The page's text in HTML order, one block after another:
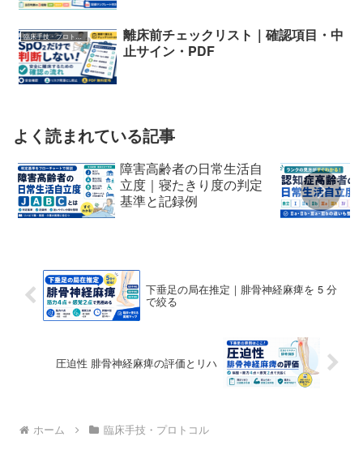
臨床手技・プロトコル
離床前チェックリスト｜確認項目・中
止サイン・PDF
よく読まれている記事
障害高齢者の日常生活自
立度｜寝たきり度の判定
基準と記録例
下垂足の局在推定｜腓骨神経麻痺を 5 分
で絞る
圧迫性 腓骨神経麻痺の評価とリハ
ホーム 臨床手技・プロトコル